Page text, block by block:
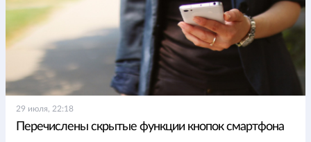
29 июля, 22:18
Перечислены скрытые функции кнопок смартфона